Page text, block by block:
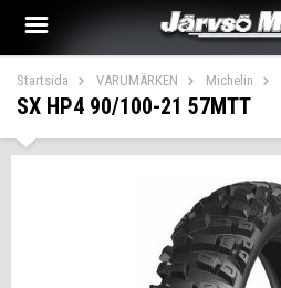
Startsida VARUMÄRKEN Michelin
SX HP4 90/100-21 57MTT